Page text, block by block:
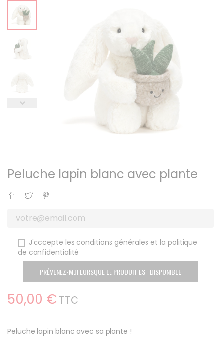
Peluche lapin blanc avec plante
Partager
Tweet
J'accepte les conditions générales et la politique
de confidentialité
PRÉVENEZ-MOI LORSQUE LE PRODUIT EST DISPONIBLE
50,00 € TTC
Peluche lapin blanc avec sa plante !